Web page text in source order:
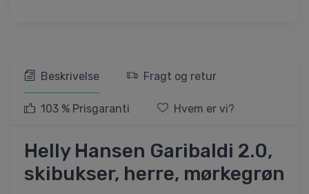
Beskrivelse Fragt og retur
103 % Prisgaranti Hvem er vi?
Helly Hansen Garibaldi 2.0,
skibukser, herre, mørkegrøn